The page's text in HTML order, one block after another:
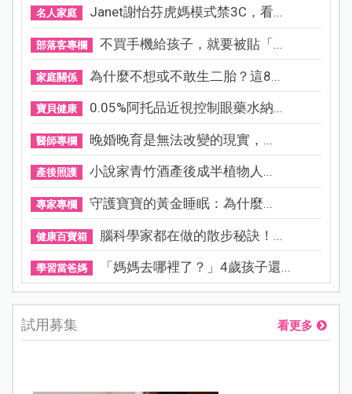
名人家庭 Janet謝怡芬虎媽模式禁3C，看...
部落客專欄 不買手機給孩子，就要被貼「...
家庭關係 為什麼不想或不敢生二胎？這8...
寶貝健康 0.05%阿托品近視控制眼藥水納...
醫師專欄 晚婚晚育是無法改變的現實，...
產後照護 小說家青竹酒產後成半植物人...
專家專欄 守護寶寶的黃金睡眠：為什麼...
健康百寶箱 腦科學家都在做的散步秘訣！...
學習當爸媽 「媽媽去哪裡了？」4歲孩子還...
試用募集 看更多